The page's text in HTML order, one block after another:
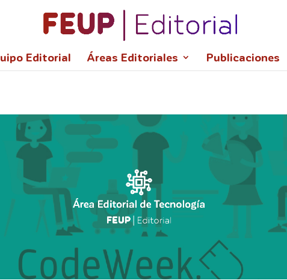
Editorial Áreas Editoriales Publicaciones